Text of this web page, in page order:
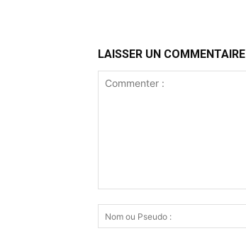
LAISSER UN COMMENTAIRE